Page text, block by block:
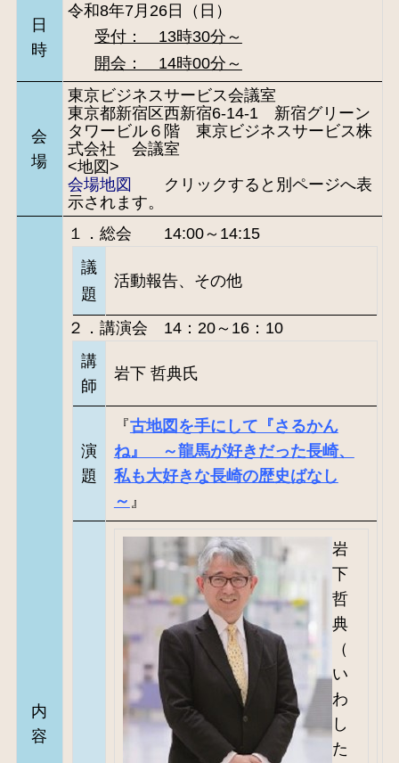
日
時
令和8年7月26日（日）
受付： 13時30分～
開会： 14時00分～
会
場
東京ビジネスサービス会議室
東京都新宿区西新宿6-14-1 新宿グリーン
タワービル６階 東京ビジネスサービス株
式会社 会議室
<地図>
会場地図
クリックすると別ページへ表
示されます。
内
容
１．総会 14:00～14:15
議
題
活動報告、その他
２．講演会 14：20～16：10
講
師
岩下 哲典氏
演
題
『古地図を手にして『さるかん
ね』 ～龍馬が好きだった長崎、
私も大好きな長崎の歴史ばなし
～ 』
岩
下
哲
典
（
い
わ
し
た